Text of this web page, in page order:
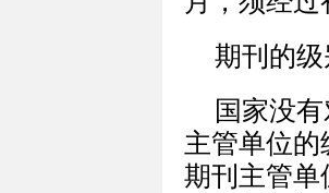
期刊的
国家没
主管单位
期刊主管单